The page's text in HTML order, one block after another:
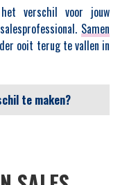
verschil voor jouw
Samen
ooit terug te vallen in
te maken?